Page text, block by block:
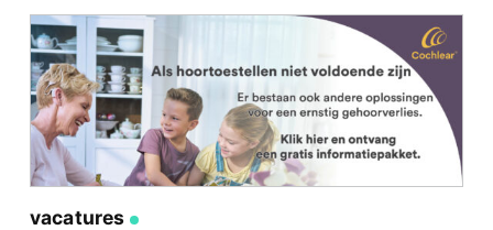
vacatures